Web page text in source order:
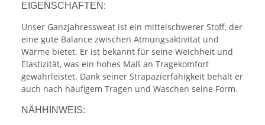
EIGENSCHAFTEN:
Unser Ganzjahressweat ist ein mittelschwerer Stoff, der
eine gute Balance zwischen Atmungsaktivität und
Wärme bietet. Er ist bekannt für seine Weichheit und
Elastizität, was ein hohes Maß an Tragekomfort
gewährleistet. Dank seiner Strapazierfähigkeit behält er
auch nach häufigem Tragen und Waschen seine Form.
NÄHHINWEIS: